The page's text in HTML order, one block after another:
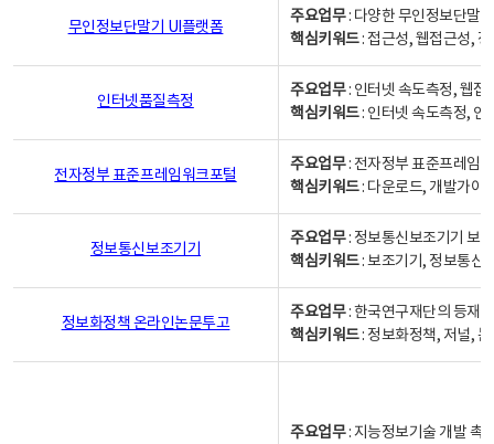
무인정보단말기 UI플랫폼
주요업무: 다양한 무인정보단말
핵심키워드: 접근성, 웹접근성,
인터넷품질측정
주요업무: 인터넷 속도측정, 웹접
핵심키워드: 인터넷 속도측정, 인
전자정부 표준프레임워크포털
주요업무: 전자정부 표준프레임
핵심키워드: 다운로드, 개발가이
정보통신보조기기
주요업무: 정보통신보조기기 보
핵심키워드: 보조기기, 정보통신
정보화정책 온라인논문투고
주요업무: 한국연구재단의 등재
핵심키워드: 정보화정책, 저널,
주요업무: 지능정보기술 개발 촉